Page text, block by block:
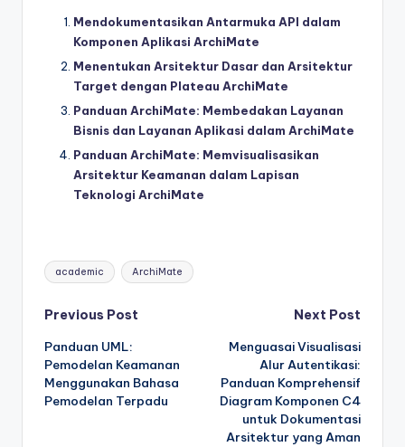
Mendokumentasikan Antarmuka API dalam
Komponen Aplikasi ArchiMate
Menentukan Arsitektur Dasar dan Arsitektur
Target dengan Plateau ArchiMate
Panduan ArchiMate: Membedakan Layanan
Bisnis dan Layanan Aplikasi dalam ArchiMate
Panduan ArchiMate: Memvisualisasikan
Arsitektur Keamanan dalam Lapisan
Teknologi ArchiMate
Tags:
academic ArchiMate
Post
navigation
Previous Post
Panduan UML:
Pemodelan Keamanan
Menggunakan Bahasa
Pemodelan Terpadu
Next Post
Menguasai Visualisasi
Alur Autentikasi:
Panduan Komprehensif
Diagram Komponen C4
untuk Dokumentasi
Arsitektur yang Aman